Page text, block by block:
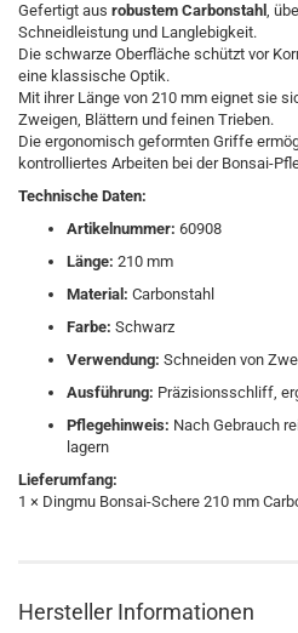
Gefertigt aus robustem Carbonstahl ,
Schneidleistung und Langlebigkeit.
Die schwarze Oberfläche schützt vor
eine klassische Optik.
Mit ihrer Länge von 210 mm eignet sie
Zweigen, Blättern und feinen Trieben.
Die ergonomisch geformten Griffe
kontrolliertes Arbeiten bei der Bonsai-
Technische Daten:
Artikelnummer: 60908
Länge: 210 mm
Material: Carbonstahl
Farbe: Schwarz
Verwendung: Schneiden von
Ausführung: Präzisionsschliff,
Pflegehinweis: Nach Gebrauch
lagern
Lieferumfang:
1 × Dingmu Bonsai-Schere 210 mm
Hersteller Informationen